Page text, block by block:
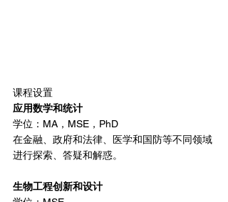
课程设置
应用数学和统计
学位：MA，MSE，PhD
在金融、政府和法律、医学和国防等不同领域
进行探索、答疑和解惑。
生物工程创新和设计